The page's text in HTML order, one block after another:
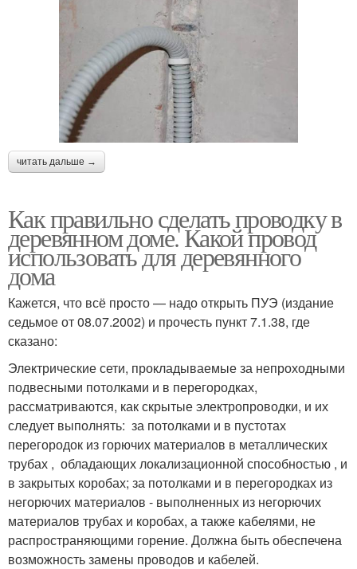
читать дальше →
Как правильно сделать проводку в
деревянном доме. Какой провод
использовать для деревянного
дома
Кажется, что всё просто — надо открыть ПУЭ (издание
седьмое от 08.07.2002) и прочесть пункт 7.1.38, где
сказано:
Электрические сети, прокладываемые за непроходными
подвесными потолками и в перегородках,
рассматриваются, как скрытые электропроводки, и их
следует выполнять: за потолками и в пустотах
перегородок из горючих материалов в металлических
трубах , обладающих локализационной способностью , и
в закрытых коробах; за потолками и в перегородках из
негорючих материалов - выполненных из негорючих
материалов трубах и коробах, а также кабелями, не
распространяющими горение. Должна быть обеспечена
возможность замены проводов и кабелей.